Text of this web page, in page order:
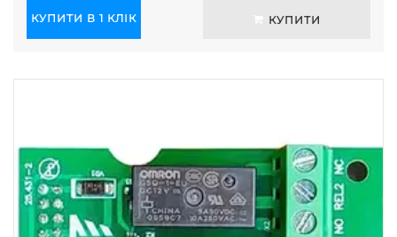
КУПИТИ В 1 КЛІК КУПИТИ